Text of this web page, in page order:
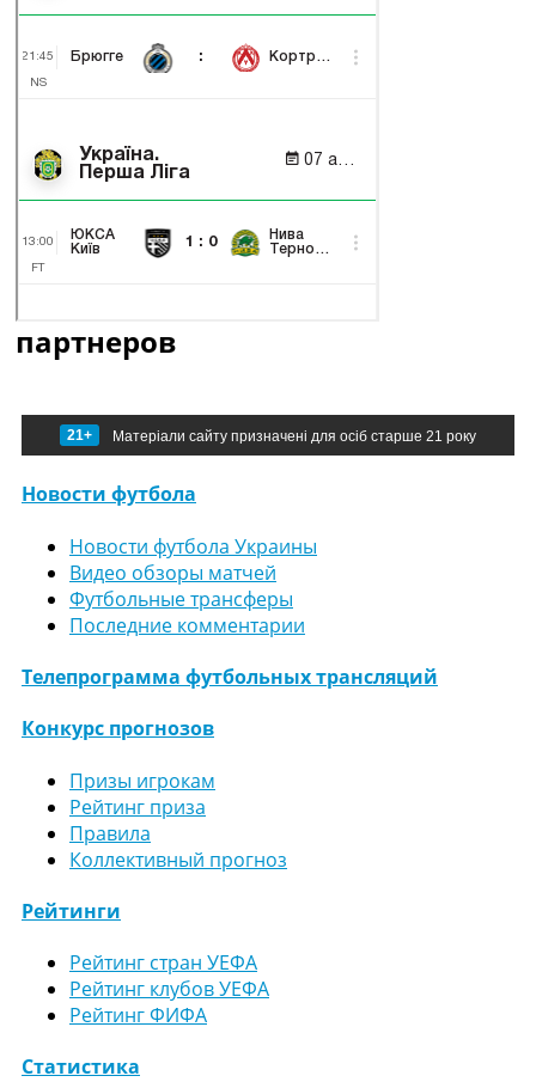
партнеров
21+ Матеріали сайту призначені для осіб старше 21 року
Новости футбола
Новости футбола Украины
Видео обзоры матчей
Футбольные трансферы
Последние комментарии
Телепрограмма футбольных трансляций
Конкурс прогнозов
Призы игрокам
Рейтинг приза
Правила
Коллективный прогноз
Рейтинги
Рейтинг стран УЕФА
Рейтинг клубов УЕФА
Рейтинг ФИФА
Статистика